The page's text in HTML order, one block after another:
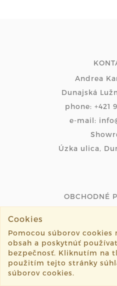
Andrea
Dunajská
phone: +421
e-mail:
Úzka ulica,
OBCHODNÉ
PODMIENKY
ODSTÚPIŤ OD
Cookies
Pomocou súborov
obsah a poskytnúť
bezpečnosť. Kliknutím na
použitím tejto stránky
súborov cookies.